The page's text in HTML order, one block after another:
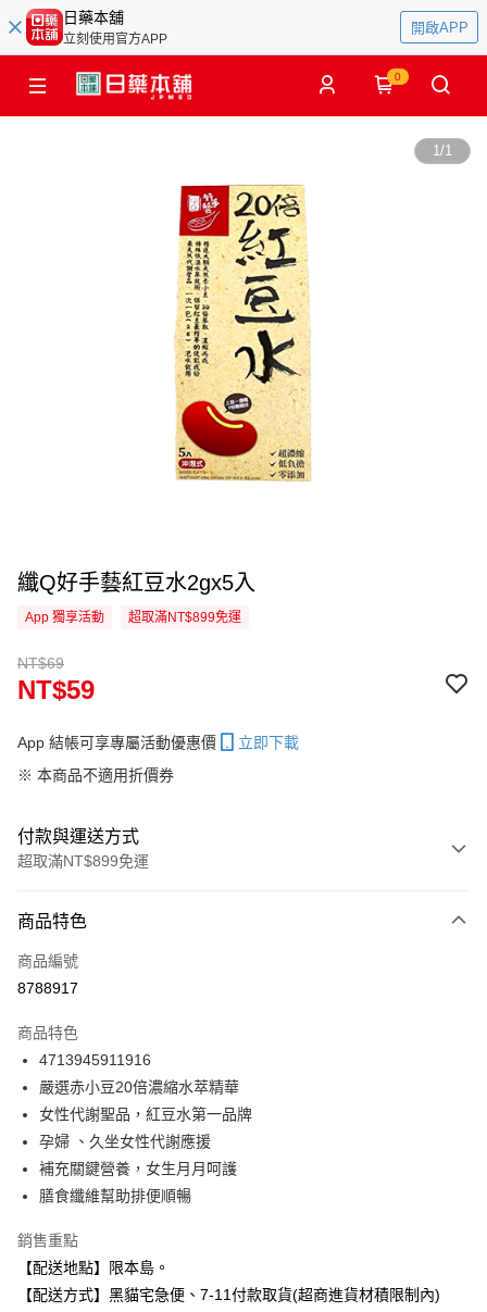
日藥本舖
立刻使用官方APP
開啟APP
0
1/1
纖Q好手藝紅豆水2gx5入
App 獨享活動 超取滿NT$899免運
NT$69
NT$59
App 結帳可享專屬活動優惠價
立即下載
※ 本商品不適用折價券
付款與運送方式
超取滿NT$899免運
信用卡一次付款
信用卡分期付款
合作金庫商業銀行
華南商業銀行
上海商業儲蓄銀行
國泰世華商業銀行
臺灣中小企業銀行
匯豐（台灣）商業銀行
聯邦商業銀行
元大商業銀行
台新國際商業銀行
台灣樂天信用卡公司
LINE Pay
Apple Pay
街口支付
Google Pay
全盈+PAY
商品特色
商品編號
8788917
商品特色
4713945911916
嚴選赤小豆20倍濃縮水萃精華
女性代謝聖品，紅豆水第一品牌
孕婦 、久坐女性代謝應援
補充關鍵營養，女生月月呵護
膳食纖維幫助排便順暢
銷售重點
【配送地點】限本島。
【配送方式】黑貓宅急便、7-11付款取貨(超商進貨材積限制內)